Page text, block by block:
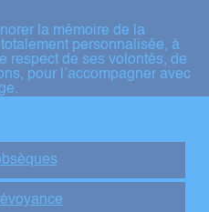
la mémoire de la
personnalisée, à
respect de ses volontés, de
pour l’accompagner avec